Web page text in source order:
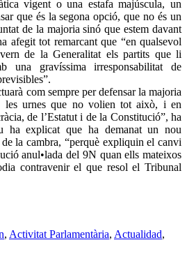
vigent o una estafa majúscula, un
que és la segona opció, que no és un
de la majoria sinó que estem davant
afegit tot remarcant que “en qualsevol
de la Generalitat els partits que li
una gravíssima irresponsabilitat de
com sempre per defensar la majoria
les urnes que no volien tot això, i en
de l’Estatut i de la Constitució”, ha
ha explicat que ha demanat un nou
la cambra, “perquè expliquin el canvi
anul•lada del 9N quan ells mateixos
contravenir el que resol el Tribunal
, Activitat Parlamentària, Actualidad,